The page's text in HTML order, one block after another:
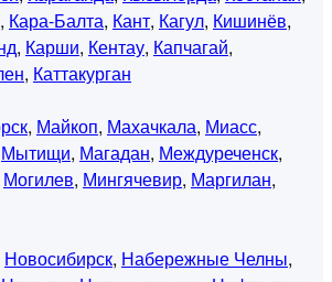
, Кара-Балта, Кант, Кагул, Кишинёв,
, Карши, Кентау, Капчагай,
, Каттакурган
, Майкоп, Махачкала, Миасс,
Мытищи, Магадан, Междуреченск,
Могилев, Мингячевир, Маргилан,
Новосибирск, Набережные Челны,